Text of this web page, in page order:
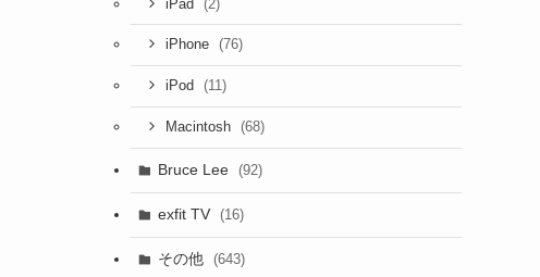
iPad (2)
iPhone (76)
iPod (11)
Macintosh (68)
Bruce Lee (92)
exfit TV (16)
その他 (643)